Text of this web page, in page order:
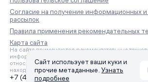
Согласие на получение информационных
рассылок
Правила применения рекомендательных
Карта сайта
На сайте применяются рекомендательные
информации на основе сбора, систематизации
относящихся к предпочтениям пользователей
находящихся на территории Российской
+7 (495) 157-88-80
Сайт использует ваши куки и
прочие метаданные. Узнать
подробнее